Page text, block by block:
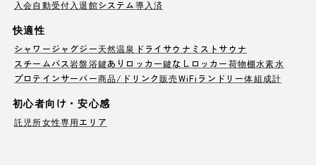
入会自動受付 入退館システム導入済
快適性
シャワージャグジー天然温泉 ドライサウナ ミストサウナ
スチームバス岩盤浴鍵ありロッカー鍵なしロッカー荷物棚水素水
プロテインサーバー商品/ドリンク販売WiFi ランドリー体組成計
初心者向け・安心感
託児所女性専用エリア